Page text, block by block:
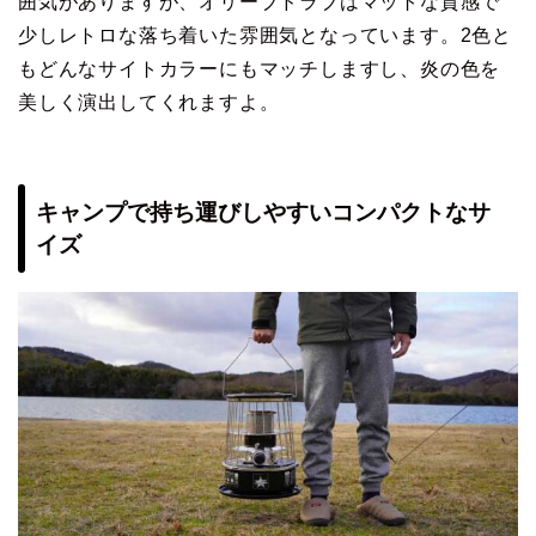
少しレトロな落ち着いた雰囲気となっています。2色と
もどんなサイトカラーにもマッチしますし、炎の色を
美しく演出してくれますよ。
キャンプで持ち運びしやすいコンパクトなサ
イズ